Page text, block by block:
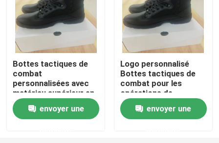
Casque ballistique tactique
Plats ballistiques militaires
Équipement à l'épreuve des balles
Sac à dos tactique militaire
Bottes tactiques de
combat
personnalisées avec
matériau supérieur en
cuir de vache et
échantillonsenvoyer une
Logo personnalisé
Bottes tactiques de
combat pour les
opérations de
déploiement rapide
envoyer une